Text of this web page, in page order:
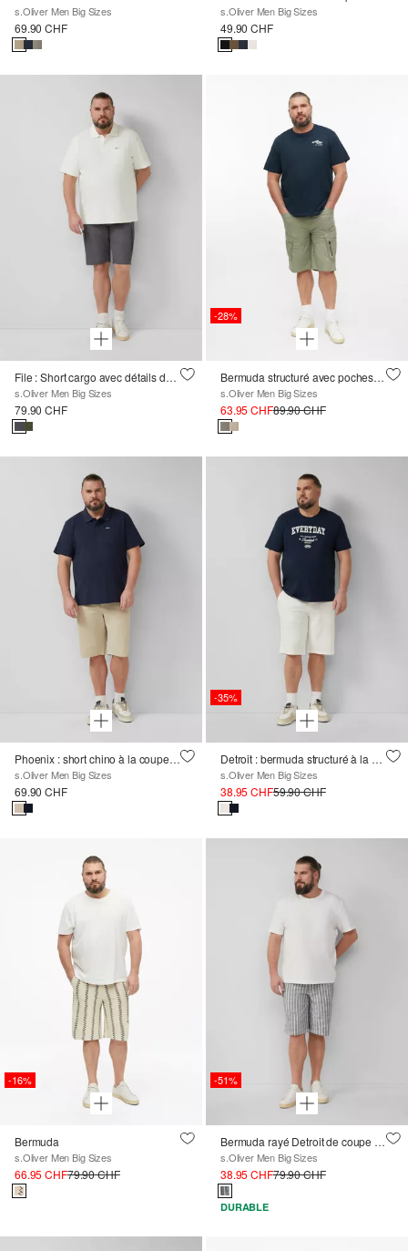
s.Oliver Men Big Sizes
69.90 CHF
s.Oliver Men Big Sizes
49.90 CHF
File : Short cargo avec détails du logo
s.Oliver Men Big Sizes
79.90 CHF
-28%
Bermuda structuré avec poches cargo
s.Oliver Men Big Sizes
63.95 CHF89.90 CHF
Phoenix : short chino à la coupe régulière
s.Oliver Men Big Sizes
69.90 CHF
-35%
Detroit : bermuda structuré à la coupe décontractée
s.Oliver Men Big Sizes
38.95 CHF59.90 CHF
-16%
Bermuda
s.Oliver Men Big Sizes
66.95 CHF79.90 CHF
-51%
Bermuda rayé Detroit de coupe Relaxed Fit
s.Oliver Men Big Sizes
38.95 CHF79.90 CHF
DURABLE